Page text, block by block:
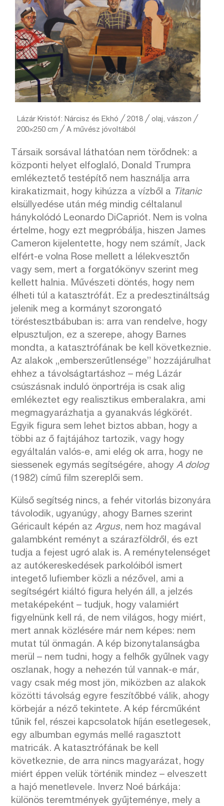
Lázár Kristóf: Nárcisz és Ekhó ╱ 2018 ╱ olaj, vászon ╱
200×250 cm ╱ A művész jóvoltából
Társaik sorsával láthatóan nem törődnek: a
központi helyet elfoglaló, Donald Trumpra
emlékeztető testépítő nem használja arra
kirakatizmait, hogy kihúzza a vízből a Titanic
elsüllyedése után még mindig céltalanul
hánykolódó Leonardo DiCapriót. Nem is volna
értelme, hogy ezt megpróbálja, hiszen James
Cameron kijelentette, hogy nem számít, Jack
elfért-e volna Rose mellett a lélekvesztőn
vagy sem, mert a forgatókönyv szerint meg
kellett halnia. Művészeti döntés, hogy nem
élheti túl a katasztrófát. Ez a predesztináltság
jelenik meg a kormányt szorongató
töréstesztbábuban is: arra van rendelve, hogy
elpusztuljon, ez a szerepe, ahogy Barnes
mondta, a katasztrófának be kell következnie.
Az alakok „emberszerűtlensége” hozzájárulhat
ehhez a távolságtartáshoz – még Lázár
csúszásnak induló önportréja is csak alig
emlékeztet egy realisztikus emberalakra, ami
megmagyarázhatja a gyanakvás légkörét.
Egyik figura sem lehet biztos abban, hogy a
többi az ő fajtájához tartozik, vagy hogy
egyáltalán valós-e, ami elég ok arra, hogy ne
siessenek egymás segítségére, ahogyA dolog
(1982) című film szereplői sem.
Külső segítség nincs, a fehér vitorlás bizonyára
távolodik, ugyanúgy, ahogy Barnes szerint
Géricault képén azArgus, nem hoz magával
galambként reményt a szárazföldről, és ezt
tudja a fejest ugró alak is. A reménytelenséget
az autókereskedések parkolóiból ismert
integető lufiember közli a nézővel, ami a
segítségért kiáltó figura helyén áll, a jelzés
metaképeként – tudjuk, hogy valamiért
figyelnünk kell rá, de nem világos, hogy miért,
mert annak közlésére már nem képes: nem
mutat túl önmagán. A kép bizonytalanságba
merül – nem tudni, hogy a felhők gyűlnek vagy
oszlanak, hogy a nehezén túl vannak-e már,
vagy csak még most jön, miközben az alakok
közötti távolság egyre feszítőbbé válik, ahogy
körbejár a néző tekintete. A kép fércműként
tűnik fel, részei kapcsolatok híján esetlegesek,
egy albumban egymás mellé ragasztott
matricák. A katasztrófának be kell
következnie, de arra nincs magyarázat, hogy
miért éppen velük történik mindez – elveszett
a hajó menetlevele. Inverz Noé bárkája:
különös teremtmények gyűjteménye, mely a